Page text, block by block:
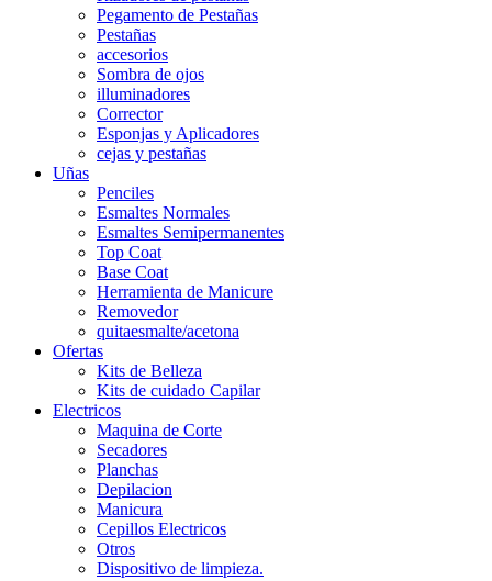
Pegamento de Pestañas
Pestañas
accesorios
Sombra de ojos
illuminadores
Corrector
Esponjas y Aplicadores
cejas y pestañas
Uñas
Penciles
Esmaltes Normales
Esmaltes Semipermanentes
Top Coat
Base Coat
Herramienta de Manicure
Removedor
quitaesmalte/acetona
Ofertas
Kits de Belleza
Kits de cuidado Capilar
Electricos
Maquina de Corte
Secadores
Planchas
Depilacion
Manicura
Cepillos Electricos
Otros
Dispositivo de limpieza.